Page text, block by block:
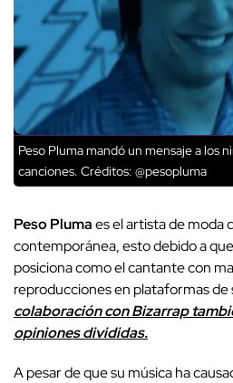
Peso Pluma mandó un mensaje a los
canciones. Créditos: @pesopluma
Peso Plumaes el artista de moda
contemporánea, esto debido a
posiciona como el cantante con
reproducciones en plataformas de
colaboración con Bizarrap
opiniones divididas.
A pesar de que su música ha